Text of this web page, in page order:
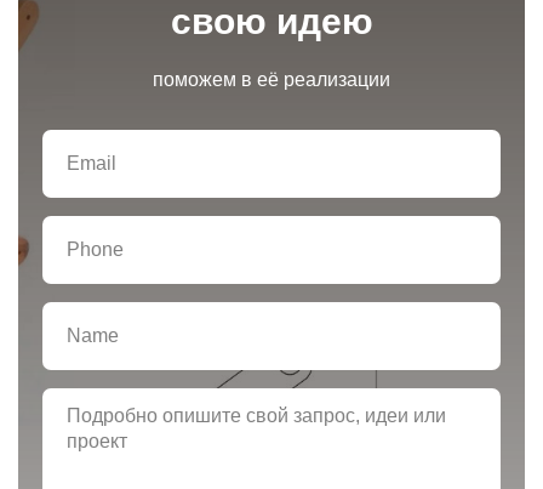
свою идею
поможем в её реализации